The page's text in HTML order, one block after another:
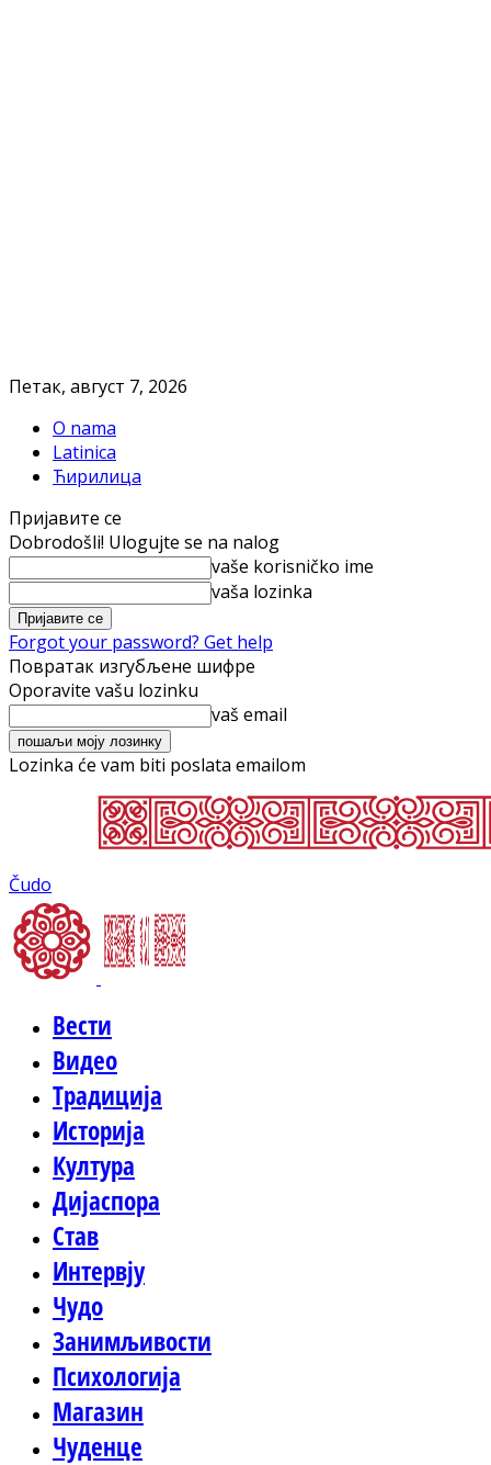
Петак, август 7, 2026
O nama
Latinica
Ћирилица
Пријавите се
Dobrodošli! Ulogujte se na nalog
vaše korisničko ime
vaša lozinka
Forgot your password? Get help
Повратак изгубљене шифре
Oporavite vašu lozinku
vaš email
Lozinka će vam biti poslata emailom
Čudo
Вести
Видео
Традиција
Историја
Култура
Дијаспора
Став
Интервју
Чудо
Занимљивости
Психологија
Магазин
Чуденце